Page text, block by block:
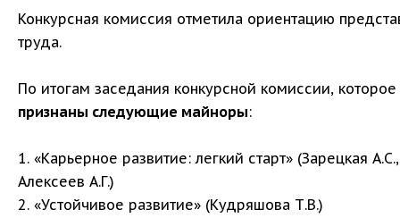
Конкурсная комиссия отметила ориентацию
труда.
По итогам заседания конкурсной комиссии,
признаны следующие майноры:
1. «Карьерное развитие: легкий старт» (Зарецкая
Алексеев А.Г.)
2. «Устойчивое развитие» (Кудряшова Т.В.)